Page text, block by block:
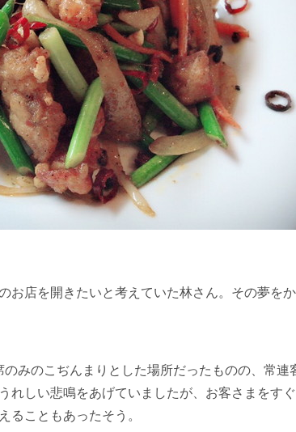
お店を開きたいと考えていた林さん。その夢を
みのこぢんまりとした場所だったものの、常連
れしい悲鳴をあげていましたが、お客さまをす
ることもあったそう。